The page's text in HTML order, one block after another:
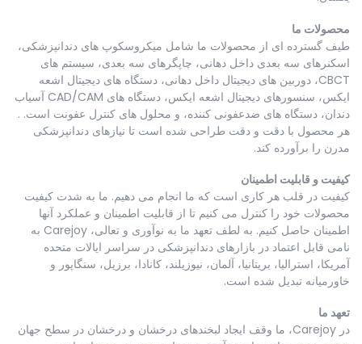
محصولات ما
طیف گسترده ای از محصولات ما شامل میکروسکوپ های دندانپزشکی،
اسکنرهای سه بعدی داخل دهانی، چاپگرهای سه بعدی، سیستم های
CBCT، دوربین های دیجیتال داخل دهانی، دستگاه های دیجیتال اشعه
ایکس، سنسورهای دیجیتال اشعه ایکس، دستگاه های CAD/CAM آسیاب
دندان، دستگاه های ضدعفونی کننده، و محلول های کنترل عفونت است. .
هر محصول با دقت و دقت طراحی شده است تا نیازهای دندانپزشکی
مدرن را برآورده کند.
کیفیت و قابلیت اطمینان
کیفیت در قلب هر کاری است که ما انجام می دهیم. ما به شدت کیفیت
محصولات خود را کنترل می کنیم تا از قابلیت اطمینان و عملکرد آنها
اطمینان حاصل کنیم. به لطف تعهد ما به نوآوری و تعالی، Carejoy به
نامی قابل اعتماد در بازارهای دندانپزشکی در سراسر ایالات متحده
آمریکا، استرالیا، بریتانیا، آلمان، نیوزیلند، کانادا، برزیل، سنگاپور و
خاورمیانه تبدیل شده است.
تعهد ما
در Carejoy، ما وقف ایجاد لبخندهای درخشان و درخشان در سطح جهان